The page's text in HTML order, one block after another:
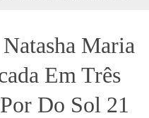
Maria
Em Três
Do Sol 21